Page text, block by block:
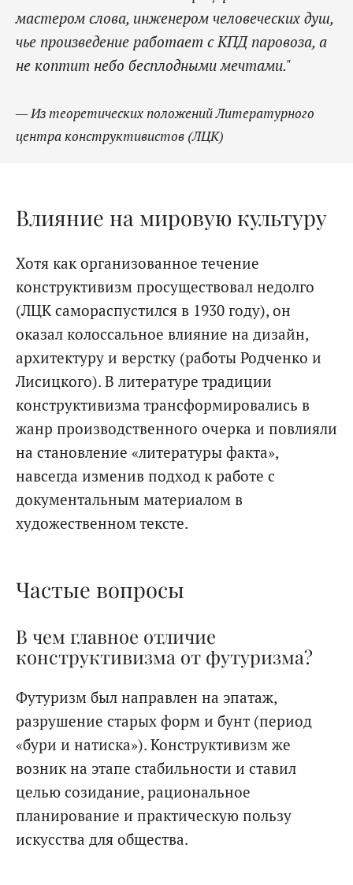
мастером слова, инженером человеческих душ,
чье произведение работает с КПД паровоза, а
не коптит небо бесплодными мечтами."
— Из теоретических положений Литературного
центра конструктивистов (ЛЦК)
Влияние на мировую культуру
Хотя как организованное течение
конструктивизм просуществовал недолго
(ЛЦК самораспустился в 1930 году), он
оказал колоссальное влияние на дизайн,
архитектуру и верстку (работы Родченко и
Лисицкого). В литературе традиции
конструктивизма трансформировались в
жанр производственного очерка и повлияли
на становление «литературы факта»,
навсегда изменив подход к работе с
документальным материалом в
художественном тексте.
Частые вопросы
В чем главное отличие
конструктивизма от футуризма?
Футуризм был направлен на эпатаж,
разрушение старых форм и бунт (период
«бури и натиска»). Конструктивизм же
возник на этапе стабильности и ставил
целью созидание, рациональное
планирование и практическую пользу
искусства для общества.